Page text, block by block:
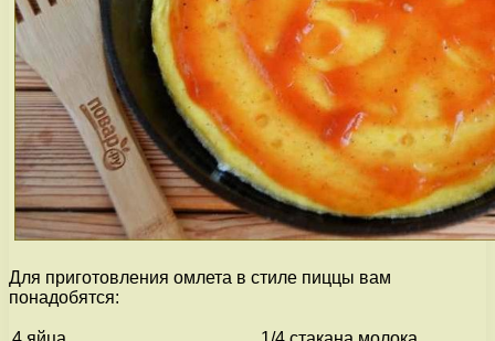
Для приготовления омлета в стиле пиццы вам
понадобятся: